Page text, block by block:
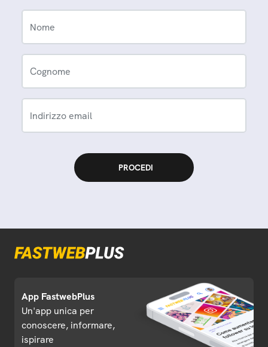
Nome
Cognome
Indirizzo email
App FastwebPlus
Un'app unica per
conoscere, informare,
ispirare